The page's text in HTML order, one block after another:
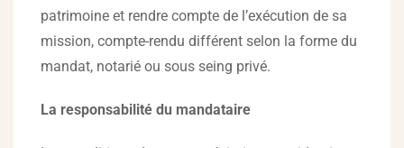
patrimoine et rendre compte de l’exécution de sa
mission, compte-rendu différent selon la forme du
mandat, notarié ou sous seing privé.
La responsabilité du mandataire